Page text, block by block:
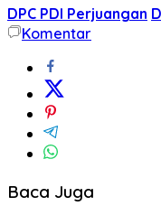
DPC PDI Perjuangan
Komentar
Baca Juga